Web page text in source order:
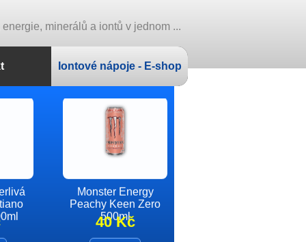
Monster Energy
Peachy Keen Zero
500ml
40 Kč
24x Lemonsoda
italská limonáda
330ml
699 Kč
Iontové nápoje - E-shop
minerálů a iontů v jednom ...